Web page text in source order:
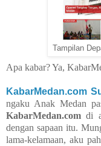
Tampilan
Apa kabar? Ya,
KabarMedan.com
ngaku Anak Medan
KabarMedan.com di
dengan sapaan itu.
lama-kelamaan, aku